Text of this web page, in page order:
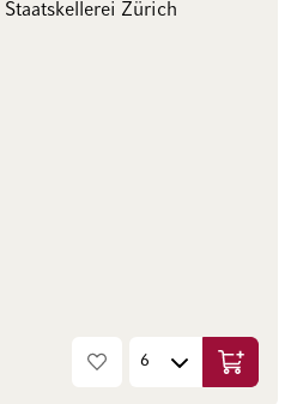
Staatskellerei Zürich
Ajouter